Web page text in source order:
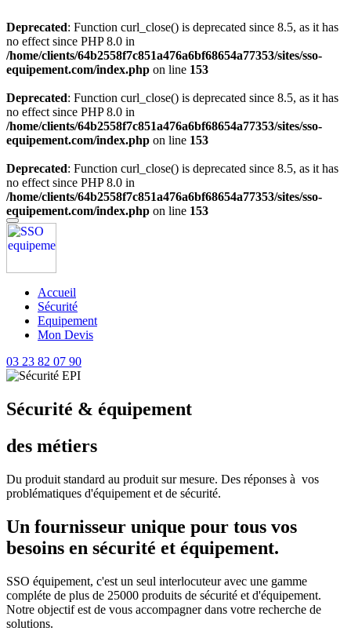
Deprecated: Function curl_close() is deprecated since 8.5, as it has
no effect since PHP 8.0 in
/home/clients/64b2558f7c851a476a6bf68654a77353/sites/sso-
equipement.com/index.php on line 153
Deprecated: Function curl_close() is deprecated since 8.5, as it has
no effect since PHP 8.0 in
/home/clients/64b2558f7c851a476a6bf68654a77353/sites/sso-
equipement.com/index.php on line 153
Deprecated: Function curl_close() is deprecated since 8.5, as it has
no effect since PHP 8.0 in
/home/clients/64b2558f7c851a476a6bf68654a77353/sites/sso-
equipement.com/index.php on line 153
Accueil
Sécurité
Equipement
Mon Devis
03 23 82 07 90
Sécurité & équipement
des métiers
Du produit standard au produit sur mesure. Des réponses à vos
problématiques d'équipement et de sécurité.
Un fournisseur unique pour tous vos
besoins en sécurité et équipement.
SSO équipement, c'est un seul interlocuteur avec une gamme
compléte de plus de 25000 produits de sécurité et d'équipement.
Notre objectif est de vous accompagner dans votre recherche de
solutions.